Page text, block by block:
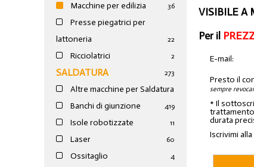
Macchine per edilizia 36
Presse piegatrici per
lattoneria
22
Ricciolatrici 2
SALDATURA 273
Altre macchine per Saldatura
19
Banchi di giunzione 4
Isole robotizzate 11
Laser 60
Ossitaglio 4
VISIBILE A
Per il
E-mail:
Presto il
sempre
* Il
durata
Iscrivimi